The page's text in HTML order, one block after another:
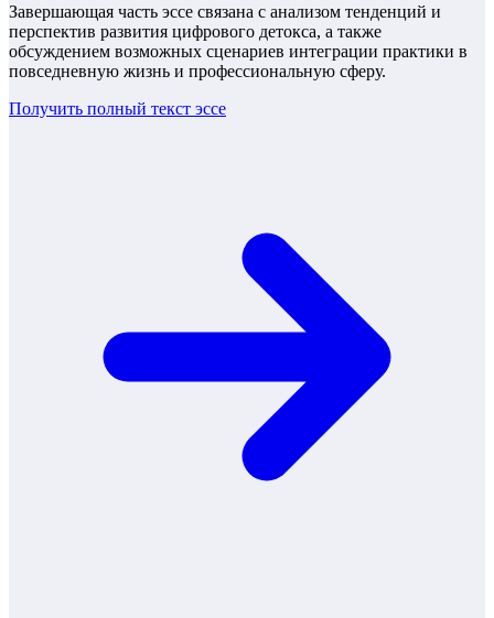
Завершающая часть эссе связана с анализом тенденций и
перспектив развития цифрового детокса, а также
обсуждением возможных сценариев интеграции практики в
повседневную жизнь и профессиональную сферу.
Получить полный текст эссе